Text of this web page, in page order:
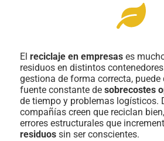
El reciclaje en empresas es
residuos en distintos
gestiona de forma correcta, puede
fuente constante de sobrecostes
de tiempo y problemas logísticos.
compañías creen que reciclan
errores estructurales que
residuos sin ser conscientes.